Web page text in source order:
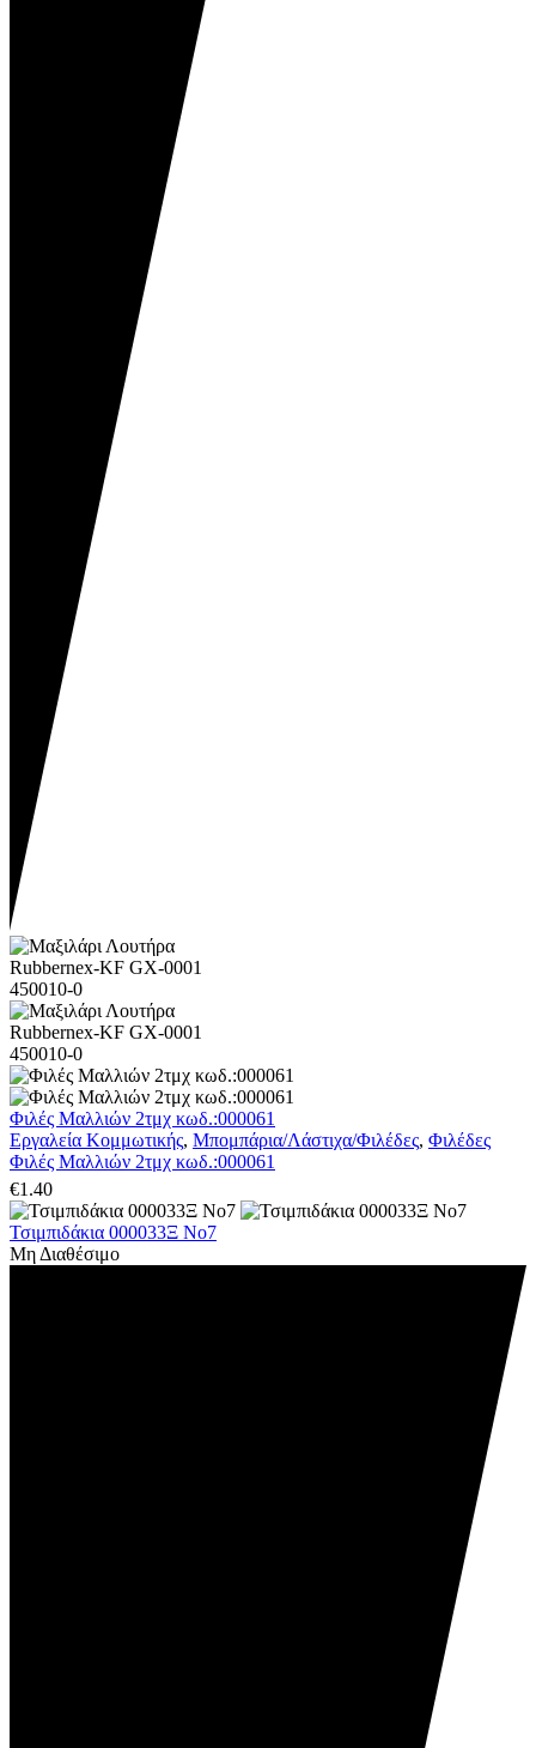
Φιλές Μαλλιών 2τμχ κωδ.:000061
Εργαλεία Κομμωτικής, Μπομπάρια/Λάστιχα/Φιλέδες, Φιλέδες
Φιλές Μαλλιών 2τμχ κωδ.:000061
€1.40
Τσιμπιδάκια 000033Ξ Νο7
Μη Διαθέσιμο